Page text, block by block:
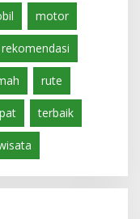
motor
rekomendasi
rute
terbaik